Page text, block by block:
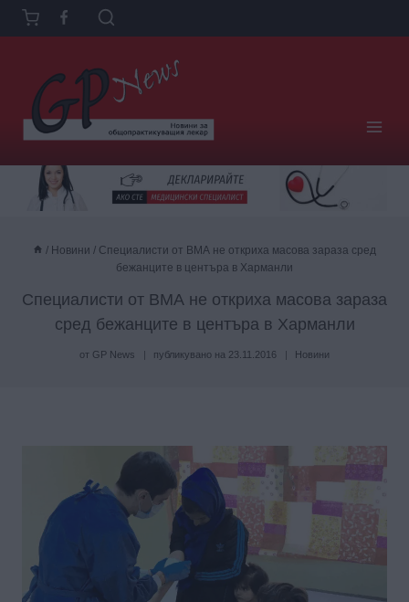
Към
съдържанието
/ Новини / Специалисти от ВМА не откриха масова зараза сред
бежанците в центъра в Харманли
Специалисти от ВМА не откриха масова зараза
сред бежанците в центъра в Харманли
от GP News публикувано на 23.11.2016 Новини